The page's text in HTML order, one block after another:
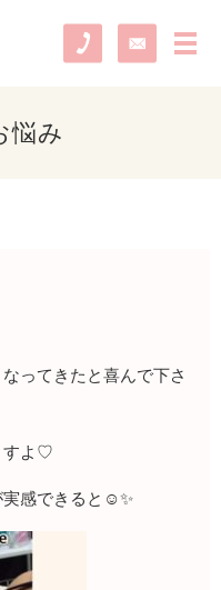
メ
悩み
ってきたと喜んで下さ
すよ♡
実感できると☺️✨